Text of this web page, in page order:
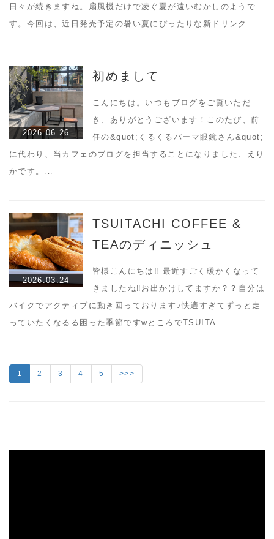
日々が続きますね。扇風機だけで凌ぐ夏が遠いむかしのようで
す。今回は、近日発売予定の暑い夏にぴったりな新ドリンク…
2026.06.26
初めまして
こんにちは。いつもブログをご覧いただ
き、ありがとうございます！このたび、前
任の&quot;くるくるパーマ眼鏡さん&quot;
に代わり、当カフェのブログを担当することになりました、えり
かです。…
2026.03.24
TSUITACHI COFFEE &
TEAのディニッシュ
皆様こんにちは‼︎ 最近すごく暖かくなって
きましたね‼︎お出かけしてますか？？自分は
バイクでアクティブに動き回っております♪快適すぎてずっと走
っていたくなるる困った季節ですwところでTSUITA…
1 2 3 4 5 >>>